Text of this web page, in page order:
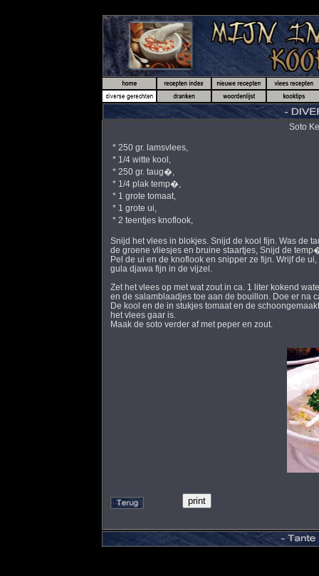
Soto
* 250 gr. lamsvlees,
* 1/4 witte kool,
* 250 gr. taug�,
* 1/4 plak temp�,
* 1 grote tomaat,
* 1 grote ui,
* 2 teentjes knoflook,
Snijd het vlees in blokjes. Snijd de kool fijn. Was de
de groene vliesjes en bruine staartjes, Snijd de
Pel de ui en de knoflook en snipper ze fijn. Wrijf de
gula djawa fijn in de vijzel.
Zet het vlees op met wat zout in ca. 1 liter kokend
en de salamblaadjes toe aan de bouillon. Doe er na
De kool en de in stukjes tomaat en de
het vlees gaar is.
Maak de soto verder af met peper en zout.